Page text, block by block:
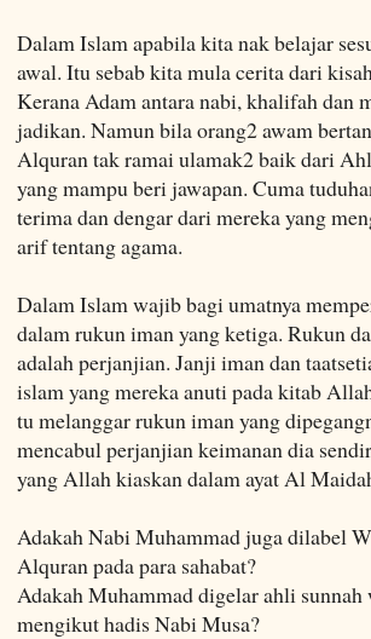
Dalam Islam apabila kita nak belajar
awal. Itu sebab kita mula cerita dari
Kerana Adam antara nabi, khalifah dan
jadikan. Namun bila orang2 awam
Alquran tak ramai ulamak2 baik dari
yang mampu beri jawapan. Cuma
terima dan dengar dari mereka yang
arif tentang agama.
Dalam Islam wajib bagi umatnya
dalam rukun iman yang ketiga. Rukun
adalah perjanjian. Janji iman dan
islam yang mereka anuti pada kitab
tu melanggar rukun iman yang
mencabul perjanjian keimanan dia
yang Allah kiaskan dalam ayat Al
Adakah Nabi Muhammad juga dilabel
Alquran pada para sahabat?
Adakah Muhammad digelar ahli
mengikut hadis Nabi Musa?